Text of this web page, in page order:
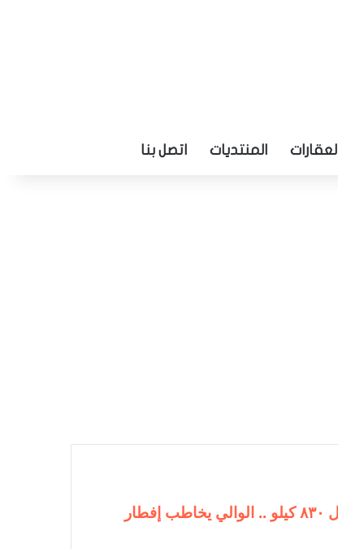
العقارات المنتديات اتصل بنا
دعا للاستثمار في ساحل البحر الأحمر الذي يمتد في طول ٨٣٠ كيلو .. الوالي يخاطب إفطار